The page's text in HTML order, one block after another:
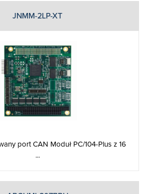
JNMM-2LP-XT
port CAN Moduł PC/104-Plus z 16
...